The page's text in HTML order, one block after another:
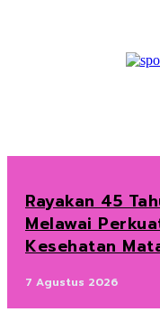
Rayakan 45
Melawai
Kesehatan
7 Agustus 2026